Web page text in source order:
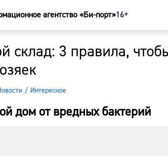
агентство «Би-порт»16+
склад: 3 правила,
/ Интересное
дом от вредных бактерий